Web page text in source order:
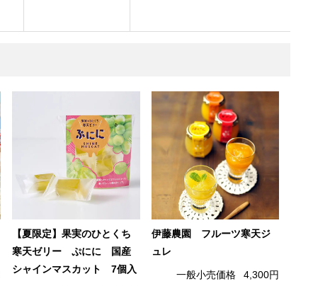
【夏限定】果実のひとくち
寒天ゼリー ぷにに 国産
シャインマスカット 7個入
伊藤農園 フルーツ寒天ジ
ュレ
一般小売価格 4,300円